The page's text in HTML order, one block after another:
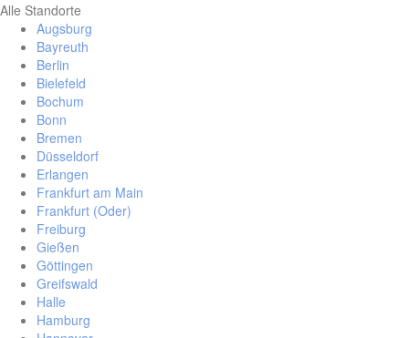
Alle Standorte
Augsburg
Bayreuth
Berlin
Bielefeld
Bochum
Bonn
Bremen
Düsseldorf
Erlangen
Frankfurt am Main
Frankfurt (Oder)
Freiburg
Gießen
Göttingen
Greifswald
Halle
Hamburg